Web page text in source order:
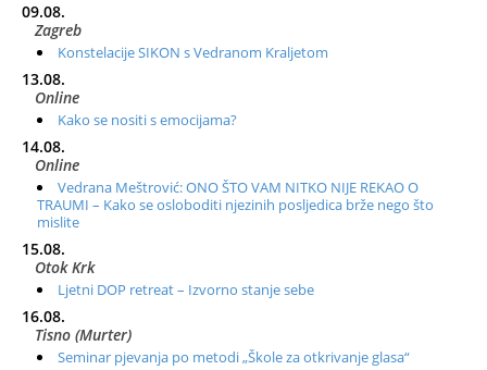
09.08.
Zagreb
Konstelacije SIKON s Vedranom Kraljetom
13.08.
Online
Kako se nositi s emocijama?
14.08.
Online
Vedrana Meštrović: ONO ŠTO VAM NITKO NIJE REKAO O
TRAUMI – Kako se osloboditi njezinih posljedica brže nego što
mislite
15.08.
Otok Krk
Ljetni DOP retreat – Izvorno stanje sebe
16.08.
Tisno (Murter)
Seminar pjevanja po metodi „Škole za otkrivanje glasa“